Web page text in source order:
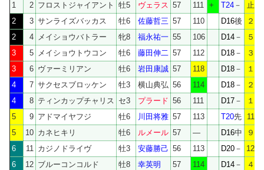
1
2 フロストジャイアント 牡5 ヴェラス 57 111 + T24 － 止
2
3 サンライズバッカス 牡6 佐藤哲三 57 110 D16後
２
2
4 メイショウバトラー 牝8 福永祐一 55 106 D14 －
５
3
5 メイショウトウコン 牡6 藤田伸二 57 112 D18 －
３
3
6 ヴァーミリアン 牡6 岩田康誠 57 118 D18 － １
4
7 サクセスブロッケン 牡3 横山典弘 56 114 D18 － ２
4
8 ティンカップチャリス セ3 プラード 56 111 D17 －
１
5
9 アドマイヤフジ 牡6 川田将雅 57 113 T20先
11
5
10 カネヒキリ 牡6 ルメール 57 — D16中 ９
6
11 カジノドライヴ 牡3 安藤勝己 56 113 D20 －
12
6
12 ブルーコンコルド 牡8 幸英明 57 114 D14 －
４